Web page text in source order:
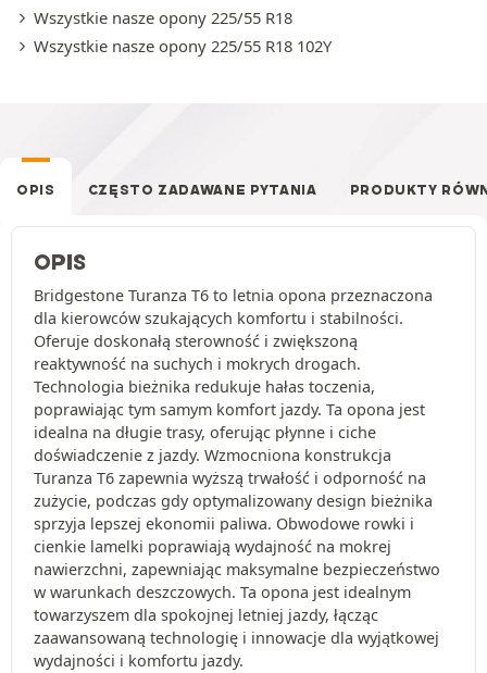
Wszystkie nasze opony 225/55 R18
Wszystkie nasze opony 225/55 R18 102Y
OPIS CZĘSTO ZADAWANE PYTANIA PRODUKTY
OPIS
Bridgestone Turanza T6 to letnia opona przeznaczona
dla kierowców szukających komfortu i stabilności.
Oferuje doskonałą sterowność i zwiększoną
reaktywność na suchych i mokrych drogach.
Technologia bieżnika redukuje hałas toczenia,
poprawiając tym samym komfort jazdy. Ta opona jest
idealna na długie trasy, oferując płynne i ciche
doświadczenie z jazdy. Wzmocniona konstrukcja
Turanza T6 zapewnia wyższą trwałość i odporność na
zużycie, podczas gdy optymalizowany design bieżnika
sprzyja lepszej ekonomii paliwa. Obwodowe rowki i
cienkie lamelki poprawiają wydajność na mokrej
nawierzchni, zapewniając maksymalne bezpieczeństwo
w warunkach deszczowych. Ta opona jest idealnym
towarzyszem dla spokojnej letniej jazdy, łącząc
zaawansowaną technologię i innowacje dla wyjątkowej
wydajności i komfortu jazdy.